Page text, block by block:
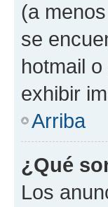
(a
se
hotmail
exhibir
Arriba
¿Qué
Los